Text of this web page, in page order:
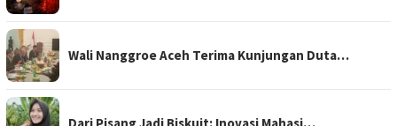
Wali Nanggroe Aceh Terima Kunjungan Duta…